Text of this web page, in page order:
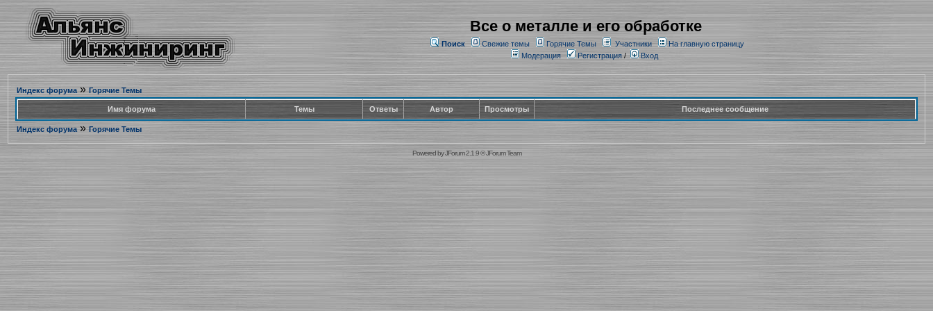
Все о металле и его обработке
Поиск Свежие темы Горячие Темы Участники
На главную страницу
Модерация
Регистрация/ Вход
Индекс форума» Горячие Темы
Имя форума Темы Ответы Автор Просмотры Последнее сообщение
Индекс форума» Горячие Темы
Powered byJForum 2.1.9©JForum Team